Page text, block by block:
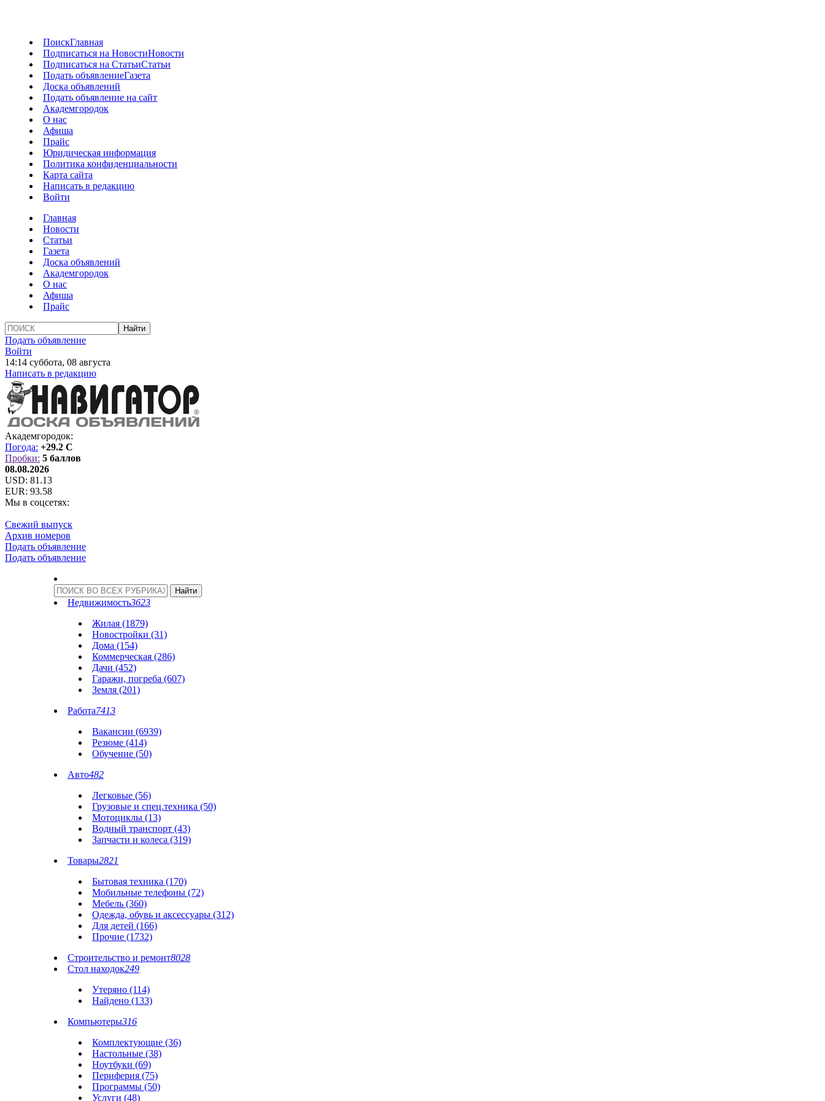
ПоискГлавная
Подписаться на НовостиНовости
Подписаться на СтатьиСтатьи
Подать объявлениеГазета
Доска объявлений
Подать объявление на сайт
Академгородок
О нас
Афиша
Прайс
Юридическая информация
Политика конфиденциальности
Карта сайта
Написать в редакцию
Войти
Главная
Новости
Статьи
Газета
Доска объявлений
Академгородок
О нас
Афиша
Прайс
Подать объявление
Войти
14:14 суббота, 08 августа
Написать в редакцию
Академгородок:
Погода: +29.2 C
Пробки: 5 баллов
08.08.2026
USD: 81.13
EUR: 93.58
Мы в соцсетях:
Свежий выпуск
Архив номеров
Подать объявление
Подать объявление
Недвижимость3623
Жилая (1879)
Новостройки (31)
Дома (154)
Коммерческая (286)
Дачи (452)
Гаражи, погреба (607)
Земля (201)
Работа7413
Вакансии (6939)
Резюме (414)
Обучение (50)
Авто482
Легковые (56)
Грузовые и спец.техника (50)
Мотоциклы (13)
Водный транспорт (43)
Запчасти и колеса (319)
Товары2821
Бытовая техника (170)
Мобильные телефоны (72)
Мебель (360)
Одежда, обувь и аксессуары (312)
Для детей (166)
Прочие (1732)
Строительство и ремонт8028
Стол находок249
Утеряно (114)
Найдено (133)
Компьютеры316
Комплектующие (36)
Настольные (38)
Ноутбуки (69)
Периферия (75)
Программы (50)
Услуги (48)